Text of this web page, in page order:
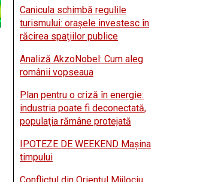
Canicula schimbă regulile
turismului: oraşele investesc în
răcirea spaţiilor publice
Analiză AkzoNobel: Cum aleg
românii vopseaua
Plan pentru o criză în energie:
industria poate fi deconectată,
populaţia rămâne protejată
IPOTEZE DE WEEKEND Maşina
timpului